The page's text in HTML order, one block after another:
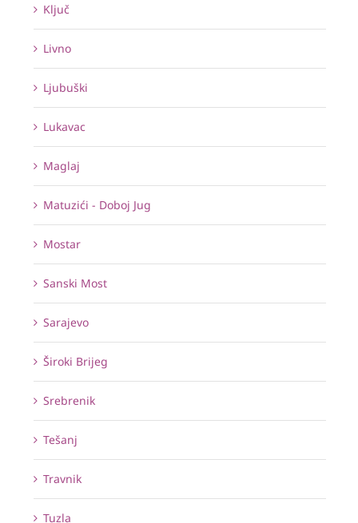
Ključ
Livno
Ljubuški
Lukavac
Maglaj
Matuzići - Doboj Jug
Mostar
Sanski Most
Sarajevo
Široki Brijeg
Srebrenik
Tešanj
Travnik
Tuzla